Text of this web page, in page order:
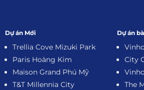
Dự án Mới
Trellia Cove Mizuki Park
Paris Hoàng Kim
Maison Grand Phú Mỹ
T&T Millennia City
Dự án
City
The